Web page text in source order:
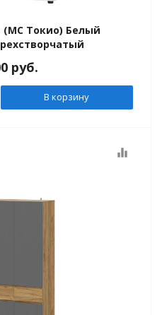
Токио) Белый
руб.
В корзину
equalizer